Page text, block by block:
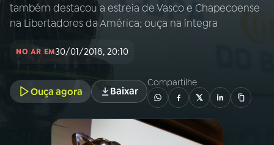
AO VIVO
01INÍCIO
02A RÁDIO
PROGRAMAÇÃO
também destacou a estreia de Vasco e Chapecoense
na Libertadores da América; ouça na íntegra
NO AR EM30/01/2018, 20:10
Ouça agora Baixar
Compartilhe